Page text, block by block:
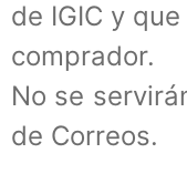
de IGIC y
comprador.
No se
de Correos.